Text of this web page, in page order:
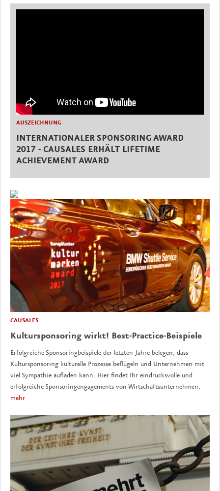
AUSZEICHNUNG
INTERNATIONALER SPONSORING AWARD
2017 - CAUSALES ERHÄLT LIFETIME
ACHIEVEMENT AWARD
CAUSALES
Kultursponsoring wirkt! Best-Practice-Beispiele
Erfolgreiche Sponsoringbeispiele der letzten Jahre belegen, dass
Kultursponsoring kulturelle Prozesse beflügeln und Unternehmen mit
viel Sympathie aufladen kann. Hier findet Ihr eindrucksvolle und
erfolgreiche Sponsoringengagements von Wirtschaftsunternehmen.
mehr